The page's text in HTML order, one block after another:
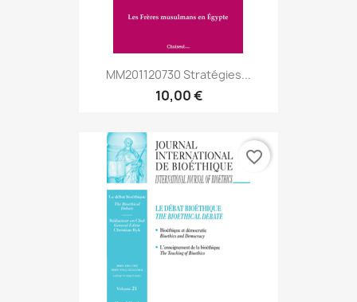
MM201120730 Stratégies...
10,00 €
favorite_border